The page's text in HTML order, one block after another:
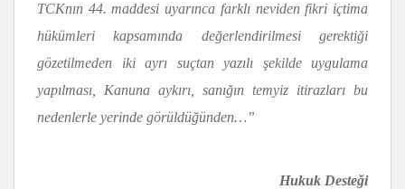
TCKnın 44. maddesi uyarınca farklı neviden fikri içtima
hükümleri kapsamında değerlendirilmesi gerektiği
gözetilmeden iki ayrı suçtan yazılı şekilde uygulama
yapılması, Kanuna aykırı, sanığın temyiz itirazları bu
nedenlerle yerinde görüldüğünden…”
Hukuk Desteği